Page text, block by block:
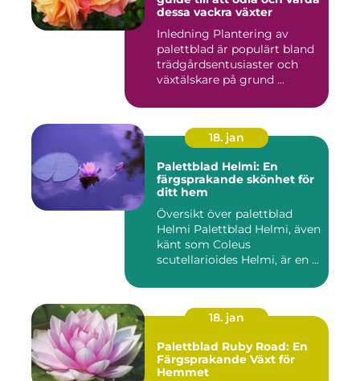
dessa vackra växter
Inledning Plantering av
palettblad är populärt bland
trädgårdsentusiaster och
växtälskare på grund ...
18. jan
Palettblad Helmi: En
färgsprakande skönhet för
ditt hem
Översikt över palettblad
Helmi Palettblad Helmi, även
känt som Coleus
scutellarioides Helmi, är en ...
18. jan
Palettblad Ruby Road: En
Färgsprakande Växt för
Hemmet